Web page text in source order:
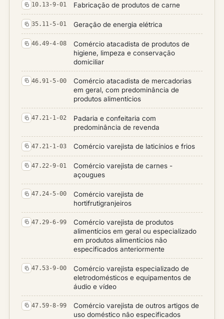
10.13-9-01 Fabricação de produtos de carne
35.11-5-01 Geração de energia elétrica
46.49-4-08
Comércio atacadista de produtos de
higiene, limpeza e conservação
domiciliar
46.91-5-00
Comércio atacadista de mercadorias
em geral, com predominância de
produtos alimentícios
47.21-1-02
Padaria e confeitaria com
predominância de revenda
47.21-1-03 Comércio varejista de laticínios e frios
47.22-9-01
Comércio varejista de carnes -
açougues
47.24-5-00
Comércio varejista de
hortifrutigranjeiros
47.29-6-99
Comércio varejista de produtos
alimentícios em geral ou especializado
em produtos alimentícios não
especificados anteriormente
47.53-9-00
Comércio varejista especializado de
eletrodomésticos e equipamentos de
áudio e vídeo
47.59-8-99
Comércio varejista de outros artigos de
uso doméstico não especificados